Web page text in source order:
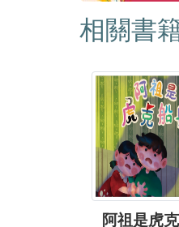
相關書
阿祖是虎